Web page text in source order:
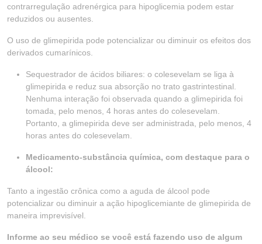
contrarregulação adrenérgica para hipoglicemia podem estar
reduzidos ou ausentes.
O uso de glimepirida pode potencializar ou diminuir os efeitos dos
derivados cumarínicos.
Sequestrador de ácidos biliares: o colesevelam se liga à
glimepirida e reduz sua absorção no trato gastrintestinal.
Nenhuma interação foi observada quando a glimepirida foi
tomada, pelo menos, 4 horas antes do colesevelam.
Portanto, a glimepirida deve ser administrada, pelo menos, 4
horas antes do colesevelam.
Medicamento-substância química, com destaque para o
álcool:
Tanto a ingestão crônica como a aguda de álcool pode
potencializar ou diminuir a ação hipoglicemiante de glimepirida de
maneira imprevisível.
Informe ao seu médico se você está fazendo uso de algum